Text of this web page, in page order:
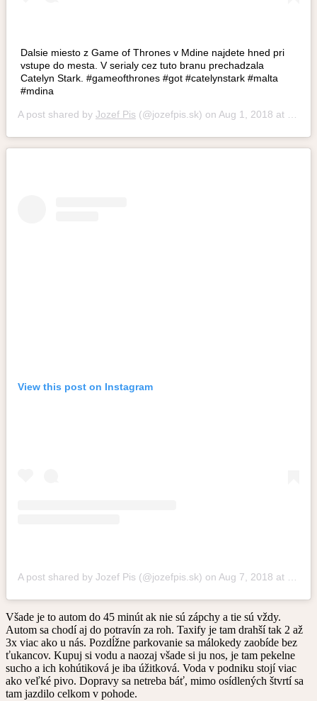
Dalsie miesto z Game of Thrones v Mdine najdete hned pri
vstupe do mesta. V serialy cez tuto branu prechadzala
Catelyn Stark. #gameofthrones #got #catelynstark #malta
#mdina
A post shared by Jozef Pis (@jozefpis.sk) on Aug 1, 2018 at 10:18am PDT
View this post on Instagram
A post shared by Jozef Pis (@jozefpis.sk) on Aug 7, 2018 at 12:04pm PDT
Všade je to autom do 45 minút ak nie sú zápchy a tie sú vždy.
Autom sa chodí aj do potravín za roh. Taxify je tam drahší tak 2 až
3x viac ako u nás. Pozdĺžne parkovanie sa málokedy zaobíde bez
ťukancov. Kupuj si vodu a naozaj všade si ju nos, je tam pekelne
sucho a ich kohútiková je iba úžitková. Voda v podniku stojí viac
ako veľké pivo. Dopravy sa netreba báť, mimo osídlených štvrtí sa
tam jazdilo celkom v pohode.